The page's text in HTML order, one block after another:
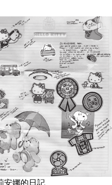
安娜的日記